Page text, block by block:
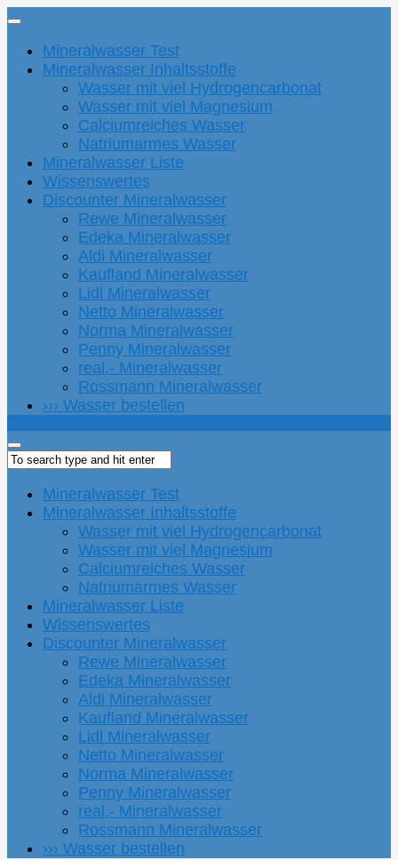
Mineralwasser Test
Mineralwasser Inhaltsstoffe
Wasser mit viel Hydrogencarbonat
Wasser mit viel Magnesium
Calciumreiches Wasser
Natriumarmes Wasser
Mineralwasser Liste
Wissenswertes
Discounter Mineralwasser
Rewe Mineralwasser
Edeka Mineralwasser
Aldi Mineralwasser
Kaufland Mineralwasser
Lidl Mineralwasser
Netto Mineralwasser
Norma Mineralwasser
Penny Mineralwasser
real,- Mineralwasser
Rossmann Mineralwasser
››› Wasser bestellen
Mineralwasser Test
Mineralwasser Inhaltsstoffe
Wasser mit viel Hydrogencarbonat
Wasser mit viel Magnesium
Calciumreiches Wasser
Natriumarmes Wasser
Mineralwasser Liste
Wissenswertes
Discounter Mineralwasser
Rewe Mineralwasser
Edeka Mineralwasser
Aldi Mineralwasser
Kaufland Mineralwasser
Lidl Mineralwasser
Netto Mineralwasser
Norma Mineralwasser
Penny Mineralwasser
real,- Mineralwasser
Rossmann Mineralwasser
››› Wasser bestellen